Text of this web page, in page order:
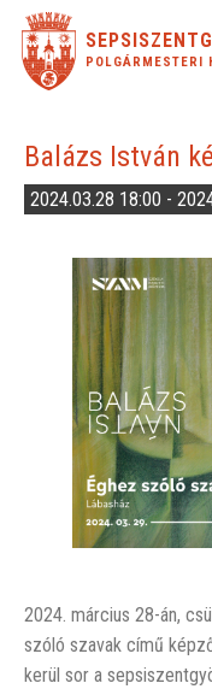
POLGÁRMESTERI
Balázs István
2024.03.28 18:00 -
2024. március 28-án,
szóló szavak című
kerül sor a